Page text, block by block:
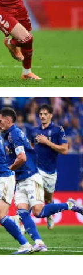
Madrid en
de
la rencontre.
du Real
Madrid pour
journée de